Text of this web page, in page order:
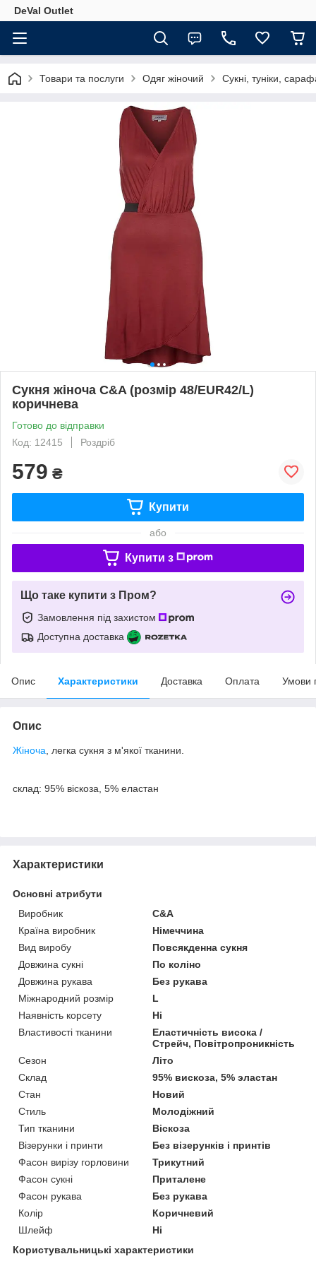
DeVal Outlet
Товари та послуги Одяг жіночий Сукні, туніки,
Сукня жіноча C&A (розмір 48/EUR42/L)
коричнева
Готово до відправки
Код: 12415
Роздріб
579 ₴
Купити
або
Купити з
Що таке купити з Пром?
Замовлення під захистом
Доступна доставка
Опис Характеристики Доставка Оплата Умови
Опис
Жіноча , легка сукня з м'якої тканини.
склад: 95% віскоза, 5% еластан
Характеристики
Основні атрибути
Виробник
C&A
Країна виробник
Німеччина
Вид виробу
Повсякденна сукня
Довжина сукні
По коліно
Довжина рукава
Без рукава
Міжнародний розмір
L
Наявність корсету
Ні
Властивості тканини
Еластичність висока /
Стрейч, Повітропроникність
Сезон
Літо
Склад
95% вискоза, 5% эластан
Стан
Новий
Стиль
Молодіжний
Тип тканини
Віскоза
Візерунки і принти
Без візерунків і принтів
Фасон вирізу горловини
Трикутний
Фасон сукні
Приталене
Фасон рукава
Без рукава
Колір
Коричневий
Шлейф
Ні
Користувальницькі характеристики